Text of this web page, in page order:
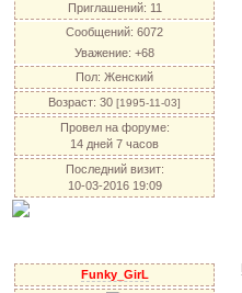
Приглашений: 11
Сообщений: 6072
Уважение: +68
Пол: Женский
Возраст: 30 [1995-11-03]
Провел на форуме:
14 дней 7 часов
Последний визит:
10-03-2016 19:09
Funky_GirL